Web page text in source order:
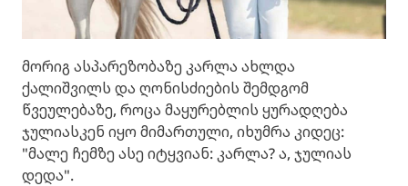
მორიგ ასპარეზობაზე კარლა ახლდა
ქალიშვილს და ღონისძიების შემდგომ
წვეულებაზე, როცა მაყურებლის ყურადღება
ჯულიასკენ იყო მიმართული, იხუმრა კიდეც:
"მალე ჩემზე ასე იტყვიან: კარლა? ა, ჯულიას
დედა".